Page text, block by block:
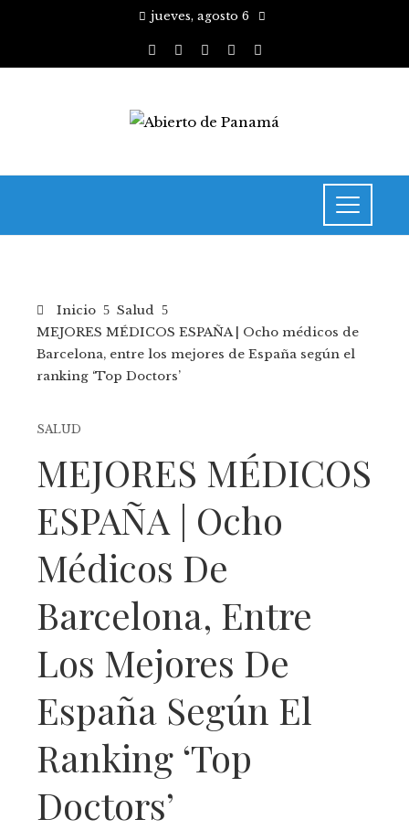
jueves, agosto 6
Inicio
Salud
MEJORES MÉDICOS ESPAÑA | Ocho médicos de
Barcelona, entre los mejores de España según el
ranking ‘Top Doctors’
SALUD
MEJORES MÉDICOS
ESPAÑA | Ocho
Médicos De
Barcelona, Entre
Los Mejores De
España Según El
Ranking ‘Top
Doctors’